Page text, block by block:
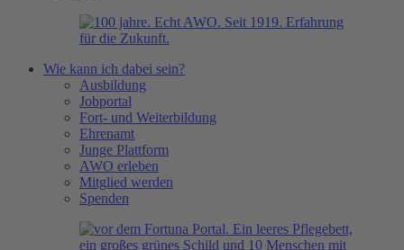
Wie kann ich dabei sein?
Ausbildung
Jobportal
Fort- und Weiterbildung
Ehrenamt
Junge Plattform
AWO erleben
Mitglied werden
Spenden